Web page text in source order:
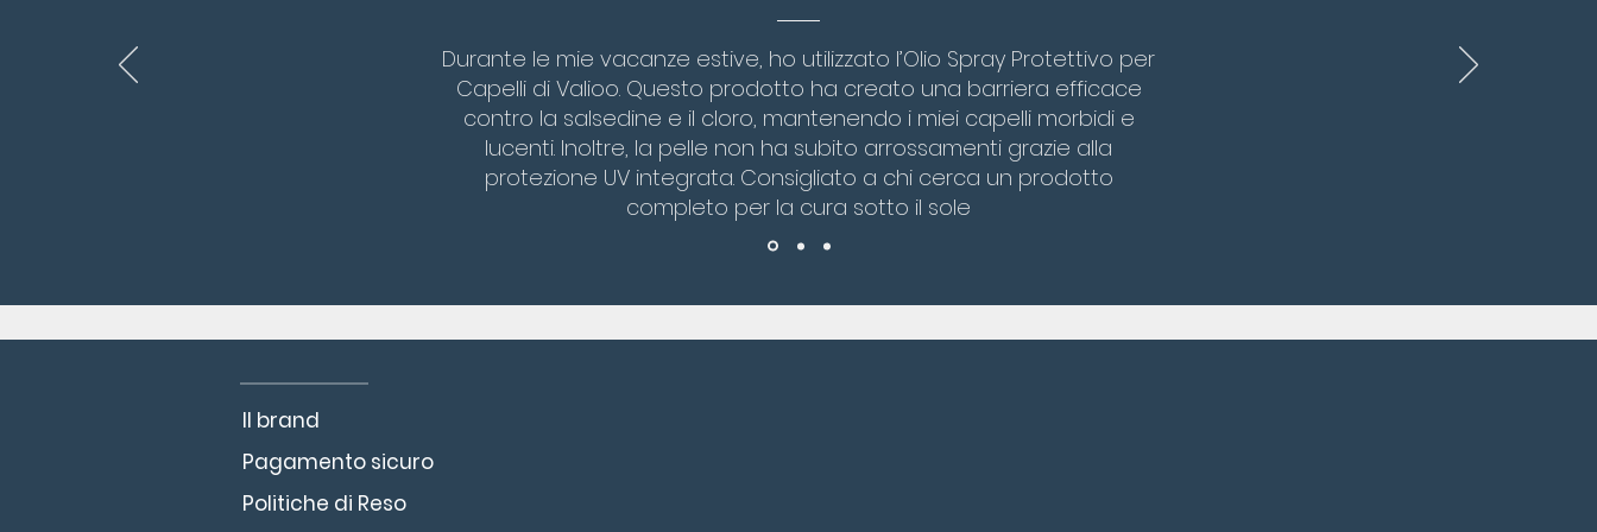
Durante le mie vacanze estive, ho utilizzato l’Olio Spray Protettivo per
Capelli di Valioo. Questo prodotto ha creato una barriera efficace
contro la salsedine e il cloro, mantenendo i miei capelli morbidi e
lucenti. Inoltre, la pelle non ha subito arrossamenti grazie alla
protezione UV integrata. Consigliato a chi cerca un prodotto
completo per la cura sotto il sole
Il brand
Pagamento sicuro
Politiche di Reso